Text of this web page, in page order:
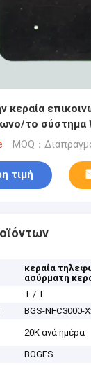
κεραία
το σύστημα
MOQ：
τιμή
κεραία
ασύρματη
T / T
BGS-NFC3000-
20K ανά ημέρα
BOGES